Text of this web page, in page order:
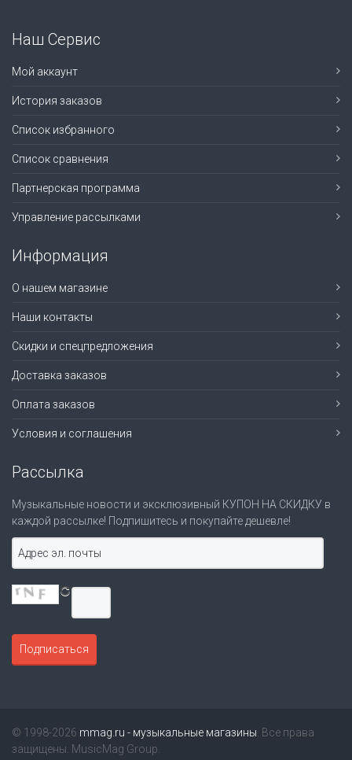
Наш Сервис
Мой аккаунт
История заказов
Список избранного
Список сравнения
Партнерская программа
Управление рассылками
Информация
О нашем магазине
Наши контакты
Скидки и спецпредложения
Доставка заказов
Оплата заказов
Условия и соглашения
Рассылка
Музыкальные новости и эксклюзивный КУПОН НА СКИДКУ в
каждой рассылке! Подпишитесь и покупайте дешевле!
© 1998-2026 mmag.ru - музыкальные магазины . Все права
защищены. MusicMag Group.